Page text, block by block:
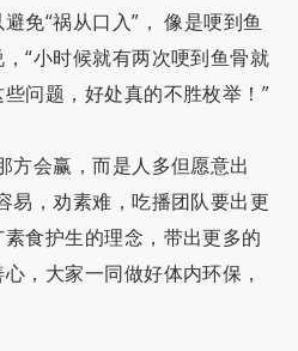
免“祸从口入”， 像是哽到鱼
“小时候就有两次哽到鱼骨就
问题，好处真的不胜枚举！”
方会赢，而是人多但愿意出
易，劝素难，吃播团队要出更
食护生的理念，带出更多的
，大家一同做好体内环保，